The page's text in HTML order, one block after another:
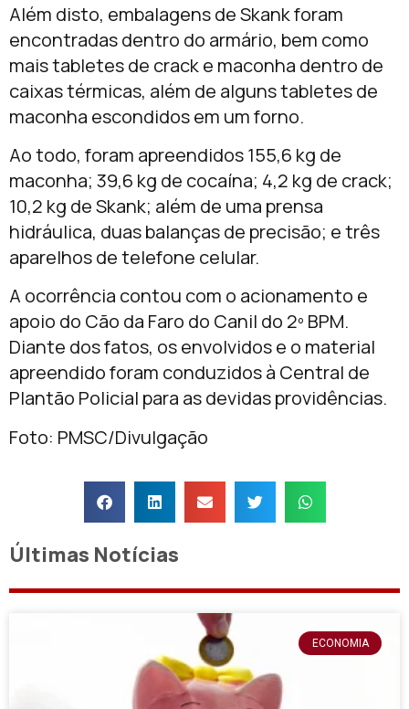
Além disto, embalagens de Skank foram
encontradas dentro do armário, bem como
mais tabletes de crack e maconha dentro de
caixas térmicas, além de alguns tabletes de
maconha escondidos em um forno.
Ao todo, foram apreendidos 155,6 kg de
maconha; 39,6 kg de cocaína; 4,2 kg de crack;
10,2 kg de Skank; além de uma prensa
hidráulica, duas balanças de precisão; e três
aparelhos de telefone celular.
A ocorrência contou com o acionamento e
apoio do Cão da Faro do Canil do 2º BPM.
Diante dos fatos, os envolvidos e o material
apreendido foram conduzidos à Central de
Plantão Policial para as devidas providências.
Foto: PMSC/Divulgação
Últimas Notícias
ECONOMIA